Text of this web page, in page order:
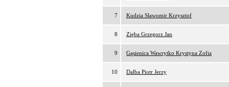
7 Kudzia Sławomir Krzysztof
8 Zięba Grzegorz Jan
9 Gąsienica Wawrytko Krystyna Zofia
10 Dalba Piotr Jerzy